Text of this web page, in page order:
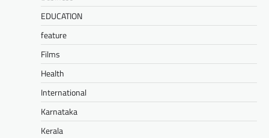
EDUCATION
feature
Films
Health
International
Karnataka
Kerala